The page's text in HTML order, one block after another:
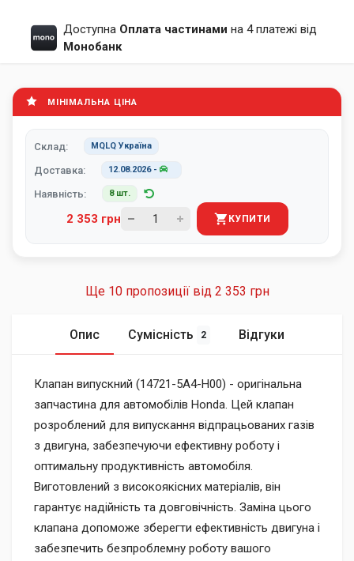
Доступна Оплата частинами на 4 платежі від
Монобанк
МІНІМАЛЬНА ЦІНА
Склад: MQLQ Україна
Доставка: 12.08.2026-
Наявність: 8 шт.
2 353 грн КУПИТИ
Ще 10 пропозиції від 2 353 грн
Опис Сумісність 2 Відгуки
Клапан випускний (14721-5A4-H00) - оригінальна
запчастина для автомобілів Honda. Цей клапан
розроблений для випускання відпрацьованих газів
з двигуна, забезпечуючи ефективну роботу і
оптимальну продуктивність автомобіля.
Виготовлений з високоякісних матеріалів, він
гарантує надійність та довговічність. Заміна цього
клапана допоможе зберегти ефективність двигуна і
забезпечить безпроблемну роботу вашого